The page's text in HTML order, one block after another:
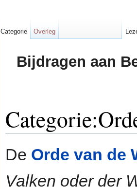
Bijdragen aan
De Orde van de
Valken oder der
Categorie Overleg